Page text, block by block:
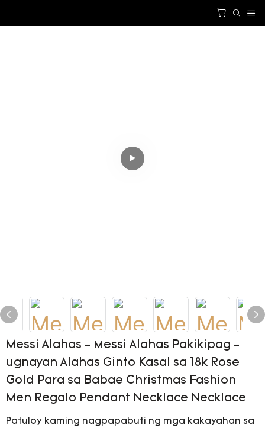
Messi Alahas - Messi Alahas Pakikipag -
ugnayan Alahas Ginto Kasal sa 18k Rose
Gold Para sa Babae Christmas Fashion
Men Regalo Pendant Necklace Necklace
Patuloy kaming nagpapabuti ng mga kakayahan sa